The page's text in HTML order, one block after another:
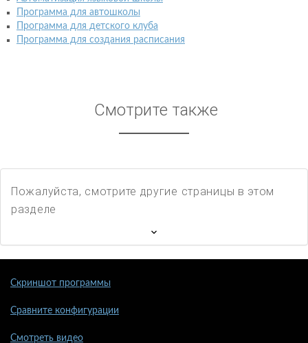
Программа для автошколы
Программа для детского клуба
Программа для создания расписания
Смотрите также
Пожалуйста, смотрите другие страницы в этом
разделе
Скриншот программы
Сравните конфигурации
Смотреть видео